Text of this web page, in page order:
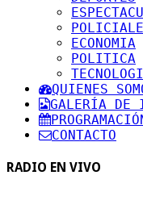
ECONOMIA
POLITICA
QUIENES
GALERÍA DE
CONTACTO
RADIO EN VIVO